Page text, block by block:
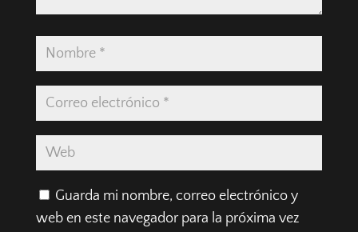
Guarda mi nombre, correo electrónico y
web en este navegador para la próxima vez